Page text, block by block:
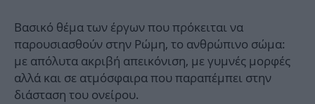
Βασικό θέμα των έργων που πρόκειται να
παρουσιασθούν στην Ρώμη, το ανθρώπινο σώμα:
με απόλυτα ακριβή απεικόνιση, με γυμνές μορφές
αλλά και σε ατμόσφαιρα που παραπέμπει στην
διάσταση του ονείρου.